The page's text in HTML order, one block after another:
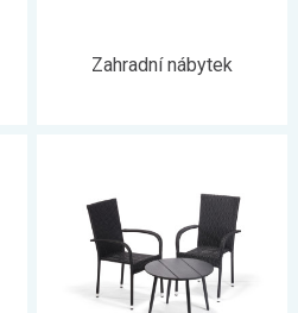
Zahradní nábytek